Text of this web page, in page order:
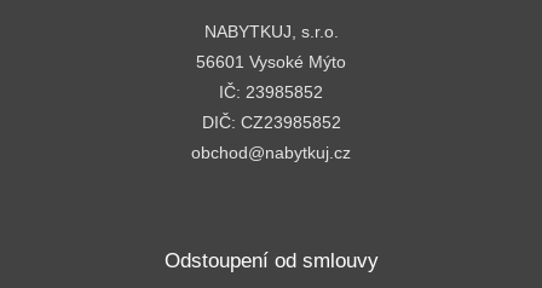
NABYTKUJ, s.r.o.
56601 Vysoké Mýto
IČ: 23985852
DIČ: CZ23985852
obchod@nabytkuj.cz
Odstoupení od smlouvy